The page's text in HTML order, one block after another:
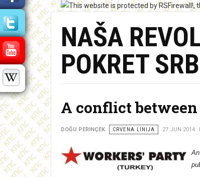
NAŠA
POKRET
A conflict
DOĞU PERINÇEK CRVENA LINIJA 27 JUN 2014